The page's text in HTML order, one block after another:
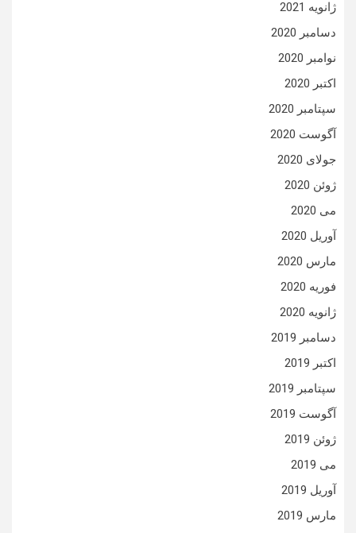
ژانویه 2021
دسامبر 2020
نوامبر 2020
اکتبر 2020
سپتامبر 2020
آگوست 2020
جولای 2020
ژوئن 2020
می 2020
آوریل 2020
مارس 2020
فوریه 2020
ژانویه 2020
دسامبر 2019
اکتبر 2019
سپتامبر 2019
آگوست 2019
ژوئن 2019
می 2019
آوریل 2019
مارس 2019